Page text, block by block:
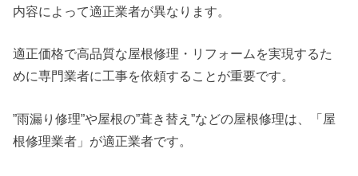
内容によって適正業者が異なります。
適正価格で高品質な屋根修理・リフォームを実現するた
めに専門業者に工事を依頼することが重要です。
”雨漏り修理”や屋根の”葺き替え”などの屋根修理は、「屋
根修理業者」が適正業者です。